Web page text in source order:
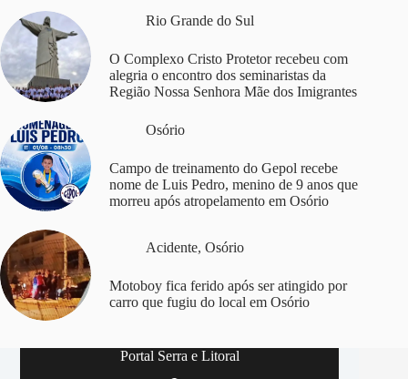
Rio Grande do Sul
O Complexo Cristo Protetor recebeu com
alegria o encontro dos seminaristas da
Região Nossa Senhora Mãe dos Imigrantes
Osório
Campo de treinamento do Gepol recebe
nome de Luis Pedro, menino de 9 anos que
morreu após atropelamento em Osório
Acidente, Osório
Motoboy fica ferido após ser atingido por
carro que fugiu do local em Osório
Portal Serra e Litoral